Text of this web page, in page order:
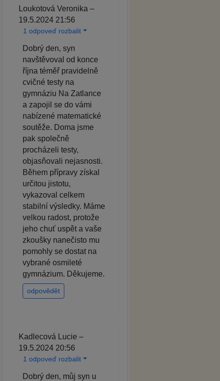
Loukotová Veronika –
19.5.2024 21:56
1 odpoveď rozbalit
Dobrý den, syn
navštěvoval od konce
října téměř pravidelně
cvičné testy na
gymnáziu Na Zatlance
a zapojil se do vámi
nabízené matematické
soutěže. Doma jsme
pak společně
procházeli testy,
objasňovali nejasnosti.
Během přípravy získal
určitou jistotu,
vykazoval celkem
stabilní výsledky. Máme
velkou radost, protože
jeho chuť uspět a vaše
zkoušky nanečisto mu
pomohly se dostat na
vybrané osmileté
gymnázium. Děkujeme.
odpovědět
Kadlecová Lucie –
19.5.2024 20:56
1 odpoveď rozbalit
Dobrý den, můj syn u